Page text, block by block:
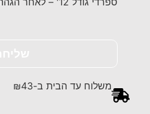
משלוח עד הבית ב-₪43